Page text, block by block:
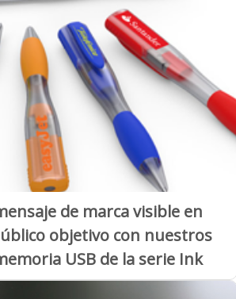
de marca visible en
objetivo con nuestros
USB de la serie Ink